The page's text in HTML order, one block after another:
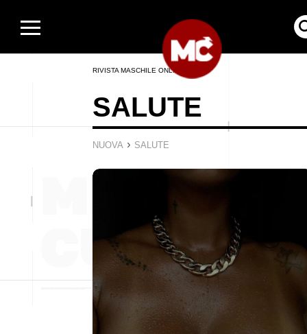
RIVISTA MASCHILE ONLINE
SALUTE
NUOVA › SALUTE